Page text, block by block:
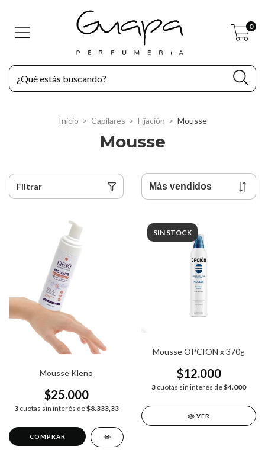
0
Inicio > Capilares > Fijación > Mousse
Mousse
Filtrar
Mousse Kleno
$25.000
3 cuotas sin interés de$8.333,33
SIN STOCK
Mousse OPCION x 370g
$12.000
3 cuotas sin interés de$4.000
VER